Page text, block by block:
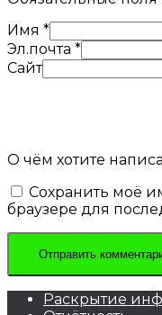
Имя *
Эл.почта *
Сайт
О чём хотите
Сохранить моё
браузере для
Раскрытие